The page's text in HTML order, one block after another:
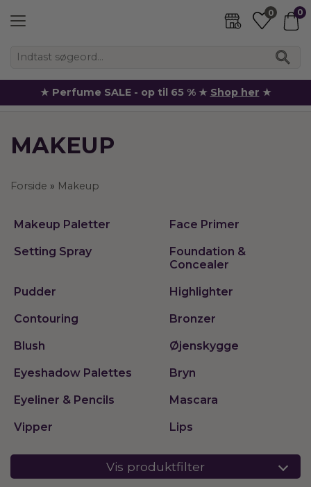
0 0
★ Perfume SALE - op til 65 % ★ Shop her ★
MAKEUP
Forside » Makeup
Makeup Paletter Face Primer
Setting Spray
Foundation &
Concealer
Pudder Highlighter
Contouring Bronzer
Blush Øjenskygge
Eyeshadow Palettes Bryn
Eyeliner & Pencils Mascara
Vipper Lips
Vis produktfilter